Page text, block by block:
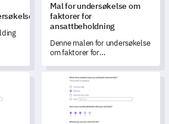
Mal for undersøkelse om
faktorer for
ansattbeholdning
Denne malen for undersøkelse
om faktorer for
avdekke nøkkelinnsikter om
ansattilfredshet og
oppfatninger om arbeidsmiljø.
Mal for undersøkelse om